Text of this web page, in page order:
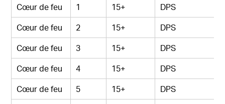
Cœur de feu
1 15+
DPS
Cœur de feu
2 15+
DPS
Cœur de feu
3 15+
DPS
Cœur de feu
4 15+
DPS
Cœur de feu
5 15+
DPS